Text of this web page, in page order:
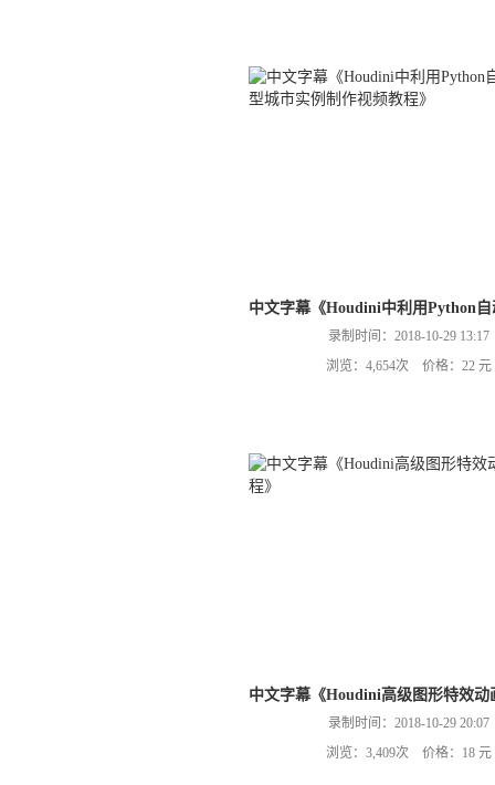
中文字幕《Houdini中利用Python
录制时间：2018-10-29 13:17
浏览：4,654次 价格：22 元
中文字幕《Houdini高级图形特效动
录制时间：2018-10-29 20:07
浏览：3,409次 价格：18 元